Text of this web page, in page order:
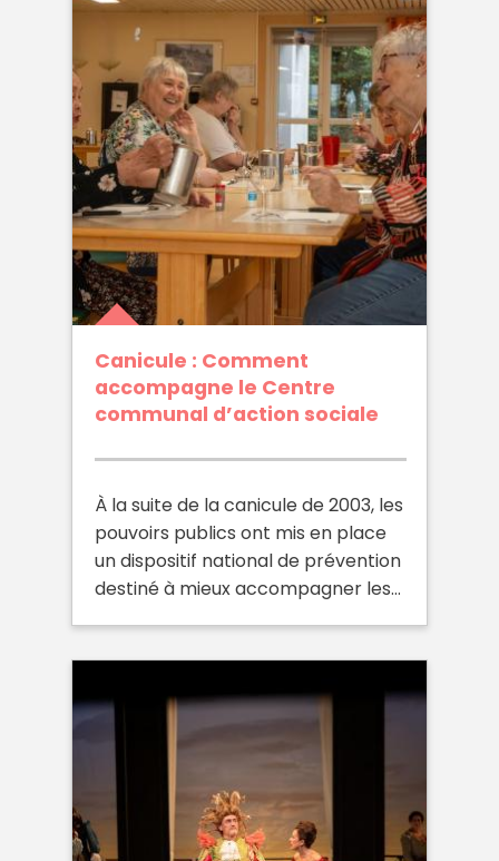
Canicule : Comment
accompagne le Centre
communal d’action sociale
À la suite de la canicule de 2003, les
pouvoirs publics ont mis en place
un dispositif national de prévention
destiné à mieux accompagner les…